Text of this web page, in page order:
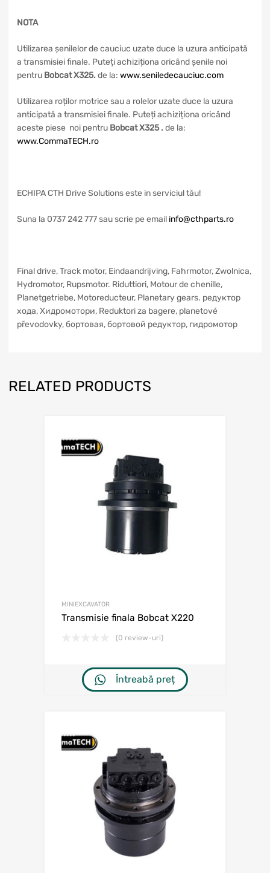
NOTA
Utilizarea șenilelor de cauciuc uzate duce la uzura anticipată
a transmisiei finale. Puteți achiziționa oricând șenile noi
pentru Bobcat X325. de la: www.seniledecauciuc.com
Utilizarea roților motrice sau a rolelor uzate duce la uzura
anticipată a transmisiei finale. Puteți achiziționa oricând
aceste piese noi pentru Bobcat X325. de la:
www.CommaTECH.ro
ECHIPA CTH Drive Solutions este in serviciul tău!
Suna la 0737 242 777 sau scrie pe email info@cthparts.ro
Final drive, Track motor, Eindaandrijving, Fahrmotor, Zwolnica,
Hydromotor, Rupsmotor. Riduttiori, Motour de chenille,
Planetgetriebe, Motoreducteur, Planetary gears. редуктор
xoдa, Хидромотори, Reduktori za bagere, planetové
převodovky, бортовая, бортовой редуктор, гидромотор
RELATED PRODUCTS
MINIEXCAVATOR
Transmisie finala Bobcat X220
(0 review-uri)
Întreabă preț